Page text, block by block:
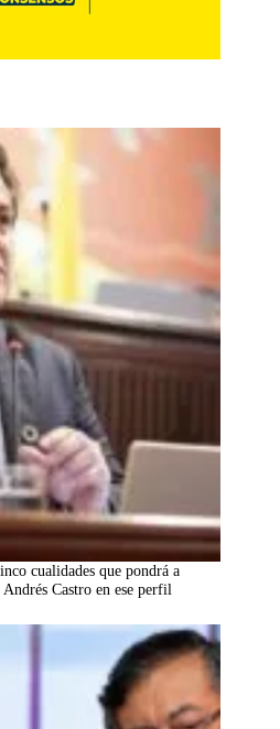
cualidades que pondrá a
Castro en ese perfil